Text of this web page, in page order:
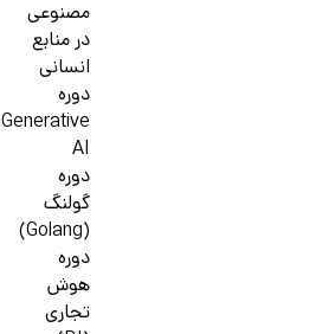
مصنوعی
در منابع
انسانی
دوره
Generative
AI
دوره
گولنگ
(Golang)
دوره
هوش
تجاری